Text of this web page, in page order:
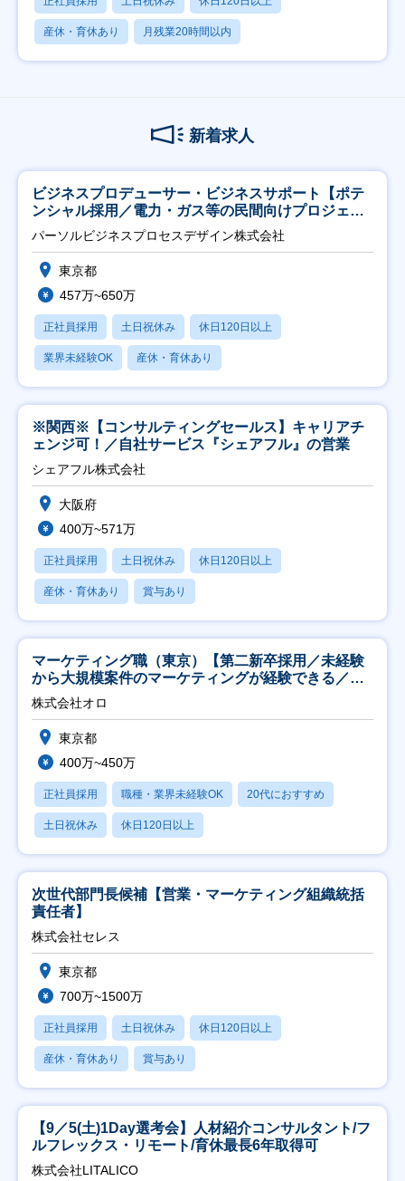
産休・育休あり 月残業20時間以内
新着求人
ビジネスプロデューサー・ビジネスサポート【ポテ
ンシャル採用／電力・ガス等の民間向けプロジェク
ト推進】
パーソルビジネスプロセスデザイン株式会社
東京都
457万~650万
正社員採用 土日祝休み 休日120日以上
業界未経験OK 産休・育休あり
※関西※【コンサルティングセールス】キャリアチ
ェンジ可！／自社サービス『シェアフル』の営業
シェアフル株式会社
大阪府
400万~571万
正社員採用 土日祝休み 休日120日以上
産休・育休あり 賞与あり
マーケティング職（東京）【第二新卒採用／未経験
から大規模案件のマーケティングが経験できる／研
修充実】
株式会社オロ
東京都
400万~450万
正社員採用 職種・業界未経験OK 20代におすすめ
土日祝休み 休日120日以上
次世代部門長候補【営業・マーケティング組織統括
責任者】
株式会社セレス
東京都
700万~1500万
正社員採用 土日祝休み 休日120日以上
産休・育休あり 賞与あり
【9／5(土)1Day選考会】人材紹介コンサルタント/フ
ルフレックス・リモート/育休最長6年取得可
株式会社LITALICO